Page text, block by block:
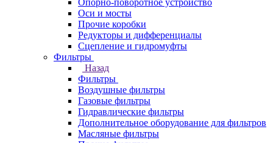
Опорно-поворотное устройство
Оси и мосты
Прочие коробки
Редукторы и дифференциалы
Сцепление и гидромуфты
Фильтры
Назад
Фильтры
Воздушные фильтры
Газовые фильтры
Гидравлические фильтры
Дополнительное оборудование для фильтров
Масляные фильтры